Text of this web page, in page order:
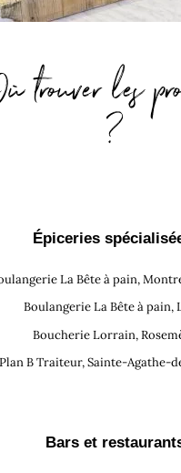
trouver les
?
Épiceries
La Bête à pain,
Boulangerie La Bête à pain,
Boucherie Lorrain,
Plan B Traiteur, Sainte-Agathe-
Bars et restaur